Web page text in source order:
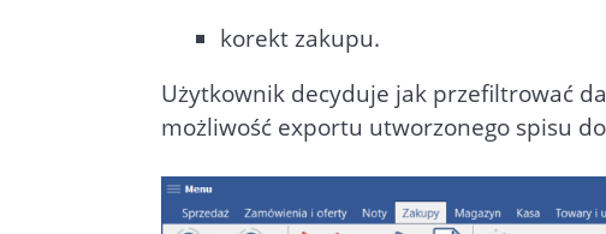
korekt zakupu.
Użytkownik decyduje jak przefiltrować
możliwość exportu utworzonego spisu